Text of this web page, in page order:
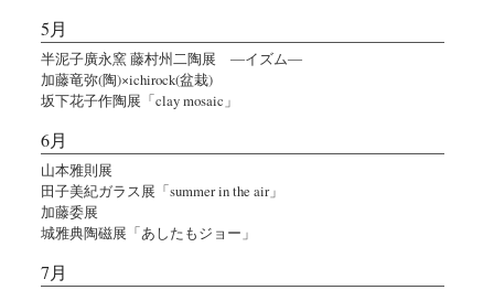
5月
半泥子廣永窯 藤村州二陶展 ―イズム―
加藤竜弥(陶)×ichirock(盆栽)
坂下花子作陶展「clay mosaic」
6月
山本雅則展
田子美紀ガラス展「summer in the air」
加藤委展
城雅典陶磁展「あしたもジョー」
7月